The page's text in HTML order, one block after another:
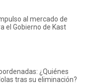
al mercado de
el Gobierno de Kast
¿Quiénes
tras su eliminación?